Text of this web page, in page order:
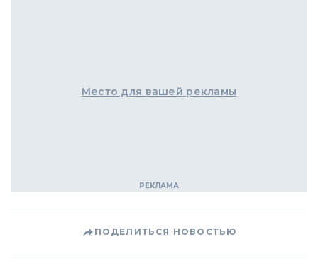
Место для вашей рекламы
ПОДЕЛИТЬСЯ НОВОСТЬЮ